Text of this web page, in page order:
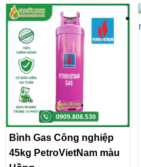
Bình Gas Công nghiệp
45kg PetroVietNam màu